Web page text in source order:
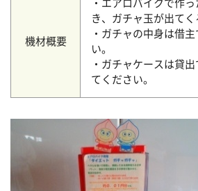
機材概要
き、ガチャ玉が出てく
・ガチャの中身は借
い。
・ガチャケースは貸
てください。